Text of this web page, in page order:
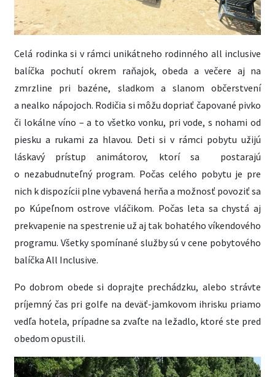
Celá rodinka si v rámci unikátneho rodinného all inclusive
balíčka pochutí okrem raňajok, obeda a večere aj na
zmrzline pri bazéne, sladkom a slanom občerstvení
a nealko nápojoch. Rodičia si môžu dopriať čapované pivko
či lokálne víno – a to všetko vonku, pri vode, s nohami od
piesku a rukami za hlavou. Deti si v rámci pobytu užijú
láskavý prístup animátorov, ktorí sa postarajú
o nezabudnuteľný program. Počas celého pobytu je pre
nich k dispozícii plne vybavená herňa a možnosť povoziť sa
po Kúpeľnom ostrove vláčikom. Počas leta sa chystá aj
prekvapenie na spestrenie už aj tak bohatého víkendového
programu. Všetky spomínané služby sú v cene pobytového
balíčka All Inclusive.
Po dobrom obede si doprajte prechádzku, alebo strávte
príjemný čas pri golfe na deväť-jamkovom ihrisku priamo
vedľa hotela, prípadne sa zvaľte na ležadlo, ktoré ste pred
obedom opustili.